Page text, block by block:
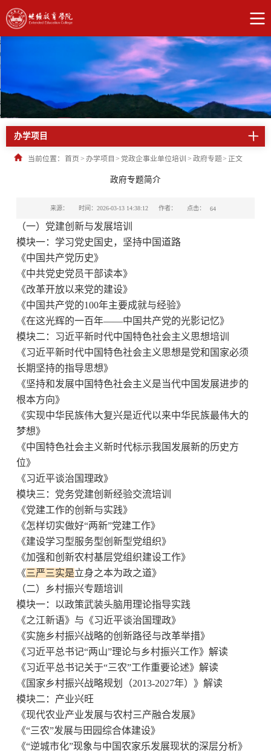
办学项目
当前位置： 首页 > 办学项目 > 党政企事业单位培训 > 政府专题> 正文
政府专题简介
来源： 时间：2026-03-13 14:38:12 作者： 点击： 64
（一）党建创新与发展培训
模块一：学习党史国史，坚持中国道路
《中国共产党历史》
《中共党史党员干部读本》
《改革开放以来党的建设》
《中国共产党的100年主要成就与经验》
《在这光辉的一百年——中国共产党的光影记忆》
模块二：习近平新时代中国特色社会主义思想培训
《习近平新时代中国特色社会主义思想是党和国家必须
长期坚持的指导思想》
《坚持和发展中国特色社会主义是当代中国发展进步的
根本方向》
《实现中华民族伟大复兴是近代以来中华民族最伟大的
梦想》
《中国特色社会主义新时代标示我国发展新的历史方
位》
《习近平谈治国理政》
模块三：党务党建创新经验交流培训
《党建工作的创新与实践》
《怎样切实做好“两新”党建工作》
《建设学习型服务型创新型党组织》
《加强和创新农村基层党组织建设工作》
《三严三实是立身之本为政之道》
（二）乡村振兴专题培训
模块一：以政策武装头脑用理论指导实践
《之江新语》与《习近平谈治国理政》
《实施乡村振兴战略的创新路径与改革举措》
《习近平总书记“两山”理论与乡村振兴工作》解读
《习近平总书记关于“三农”工作重要论述》解读
《国家乡村振兴战略规划（2013-2027年）》解读
模块二：产业兴旺
《现代农业产业发展与农村三产融合发展》
《“三农”发展与田园综合体建设》
《“逆城市化”现象与中国农家乐发展现状的深层分析》